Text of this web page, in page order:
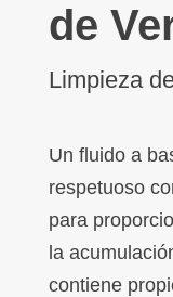
de
Limpieza
Un fluido a
respetuoso
para
la
contiene